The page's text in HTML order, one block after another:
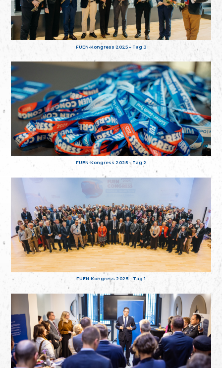
FUEN-Kongress 2025 – Tag 3
FUEN-Kongress 2025 – Tag 2
FUEN-Kongress 2025 – Tag 1